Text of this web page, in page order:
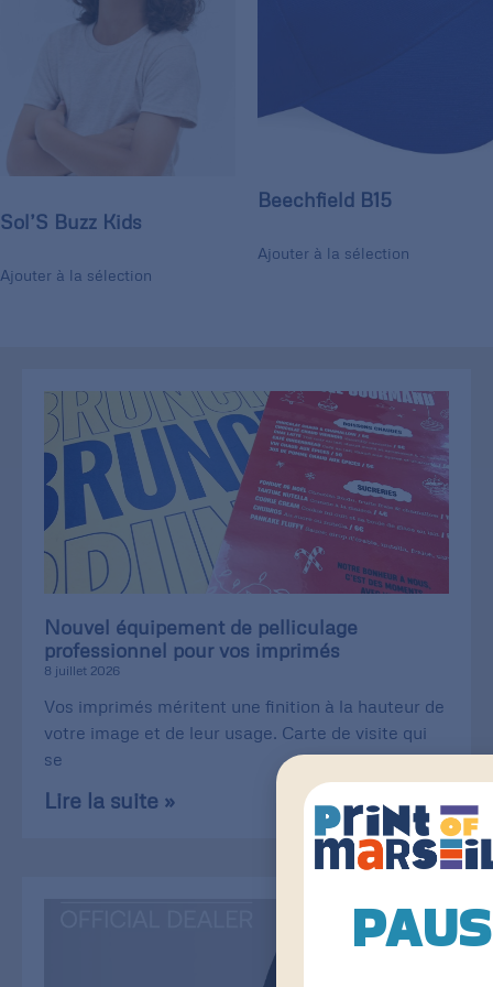
Sol’S Buzz Kids
Ajouter à la sélection
Beechfield B15
Ajouter à la sélection
Nouvel équipement de pelliculage
professionnel pour vos imprimés
8 juillet 2026
Vos imprimés méritent une finition à la hauteur de
votre image et de leur usage. Carte de visite qui
se
Lire la suite »